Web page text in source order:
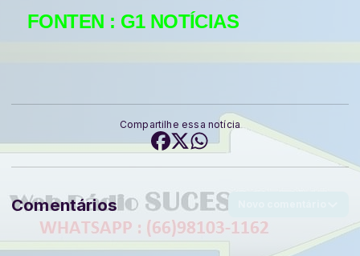
FONTEN : G1 NOTÍCIAS
Compartilhe essa notícia
Comentários